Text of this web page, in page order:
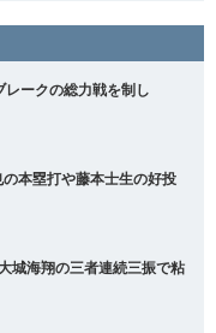
ークの総力戦を制し
本塁打や藤本士生の好投
城海翔の三者連続三振で粘